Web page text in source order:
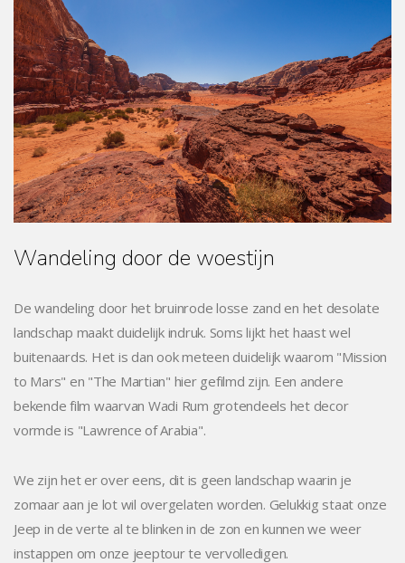
Wandeling door de woestijn
De wandeling door het bruinrode losse zand en het desolate
landschap maakt duidelijk indruk. Soms lijkt het haast wel
buitenaards. Het is dan ook meteen duidelijk waarom "Mission
to Mars" en "The Martian" hier gefilmd zijn. Een andere
bekende film waarvan Wadi Rum grotendeels het decor
vormde is "Lawrence of Arabia".
We zijn het er over eens, dit is geen landschap waarin je
zomaar aan je lot wil overgelaten worden. Gelukkig staat onze
Jeep in de verte al te blinken in de zon en kunnen we weer
instappen om onze jeeptour te vervolledigen.